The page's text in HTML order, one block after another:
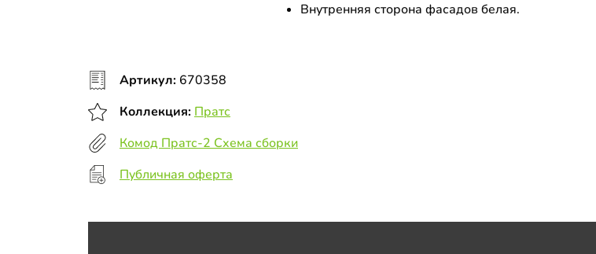
Внутренняя сторона фасадов белая.
Артикул: 670358
Коллекция: Пратс
Комод Пратс-2 Схема сборки
Публичная оферта